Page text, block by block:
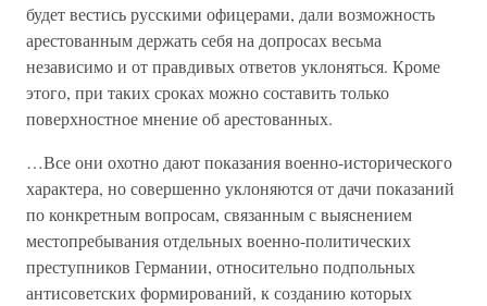
будет вестись русскими офицерами, дали возможность
арестованным держать себя на допросах весьма
независимо и от правдивых ответов уклоняться. Кроме
этого, при таких сроках можно составить только
поверхностное мнение об арестованных.
…Все они охотно дают показания военно-исторического
характера, но совершенно уклоняются от дачи показаний
по конкретным вопросам, связанным с выяснением
местопребывания отдельных военно-политических
преступников Германии, относительно подпольных
антисоветских формирований, к созданию которых